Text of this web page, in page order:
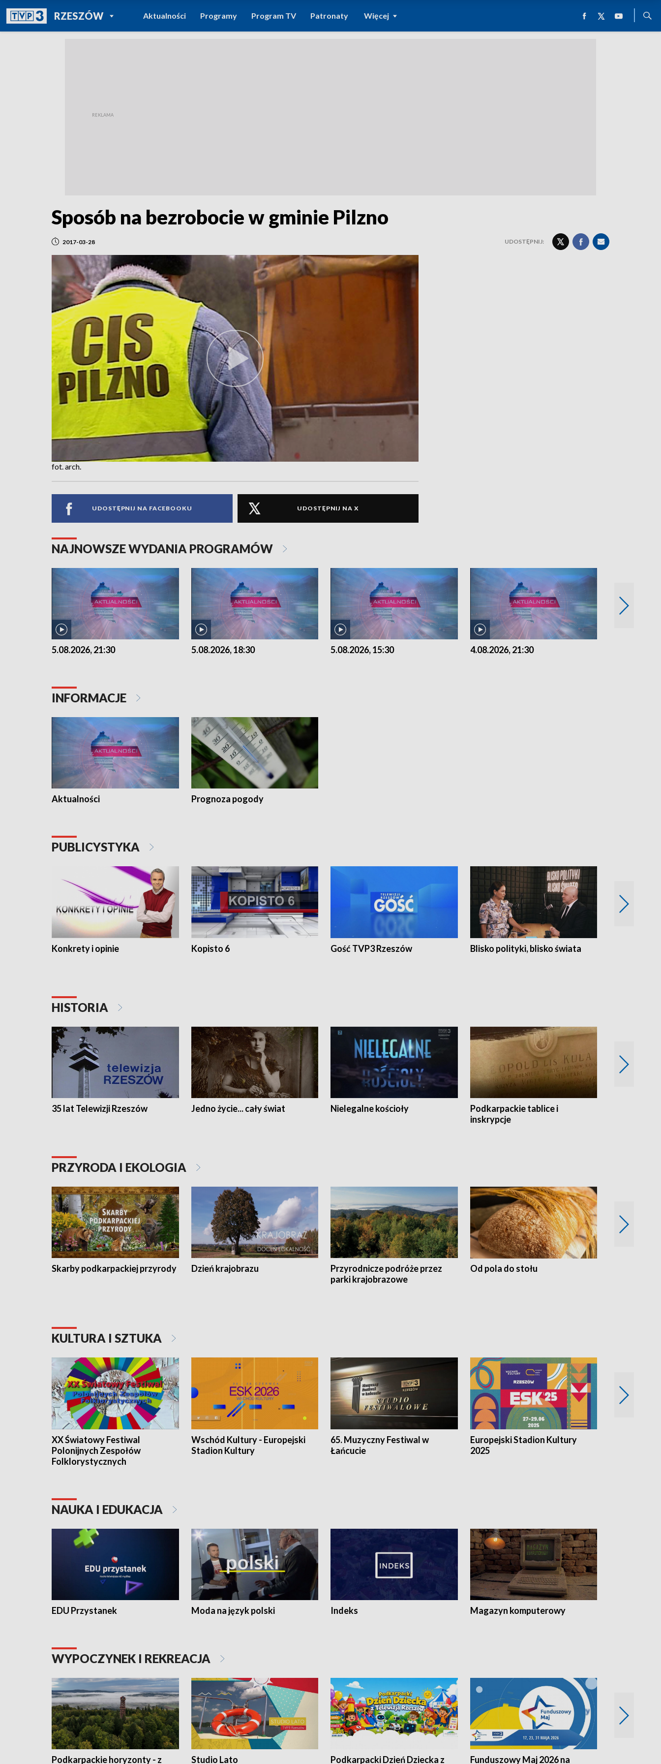
RZESZÓWPOWRÓT DO
TVP REGIONY
Aktualności Programy Program TV Patronaty Więcej
Sposób na bezrobocie w gminie Pilzno
2017-03-28 UDOSTĘPNIJ:
fot. arch.
UDOSTĘPNIJ NA FACEBOOKU UDOSTĘPNIJ NA X
NAJNOWSZE WYDANIA PROGRAMÓW
5.08.2026, 21:30 5.08.2026, 18:30 5.08.2026, 15:30 4.08.2026, 21:30
INFORMACJE
Aktualności Prognoza pogody
PUBLICYSTYKA
Konkrety i opinie Kopisto 6 Gość TVP3 Rzeszów Blisko polityki, blisko świata
HISTORIA
35 lat Telewizji Rzeszów Jedno życie... cały świat Nielegalne kościoły
Podkarpackie tablice i
inskrypcje
PRZYRODA I EKOLOGIA
Skarby podkarpackiej przyrody Dzień krajobrazu
Przyrodnicze podróże przez
parki krajobrazowe
Od pola do stołu
KULTURA I SZTUKA
XX Światowy Festiwal
Polonijnych Zespołów
Folklorystycznych
Wschód Kultury - Europejski
Stadion Kultury
65. Muzyczny Festiwal w
Łańcucie
Europejski Stadion Kultury
2025
NAUKA I EDUKACJA
EDU Przystanek Moda na język polski Indeks Magazyn komputerowy
WYPOCZYNEK I REKREACJA
Podkarpackie horyzonty - z Studio Lato Podkarpacki Dzień Dziecka z Funduszowy Maj 2026 na